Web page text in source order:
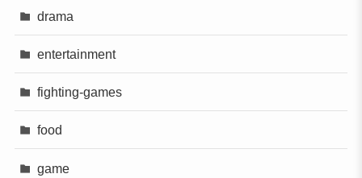
drama
entertainment
fighting-games
food
game